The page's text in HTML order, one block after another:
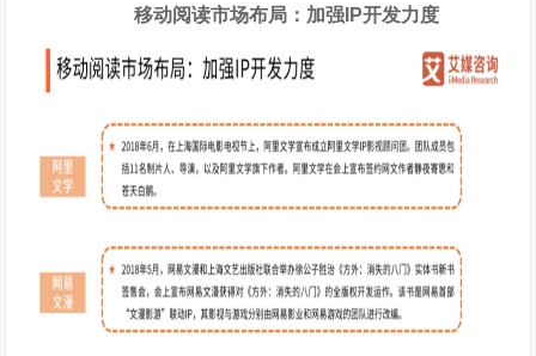
移动阅读市场布局：加强IP开发力度